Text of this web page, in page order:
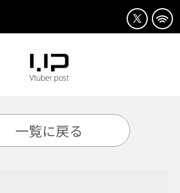
一覧に戻る